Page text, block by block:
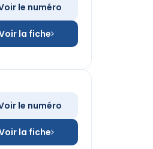
le numéro
la fiche
le numéro
la fiche